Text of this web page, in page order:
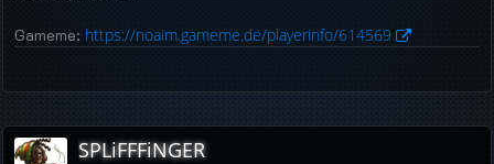
Gameme: https://noaim.gameme.de/playerinfo/614569
SPLiFFFiNGER